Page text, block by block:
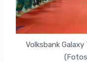
Volksbank